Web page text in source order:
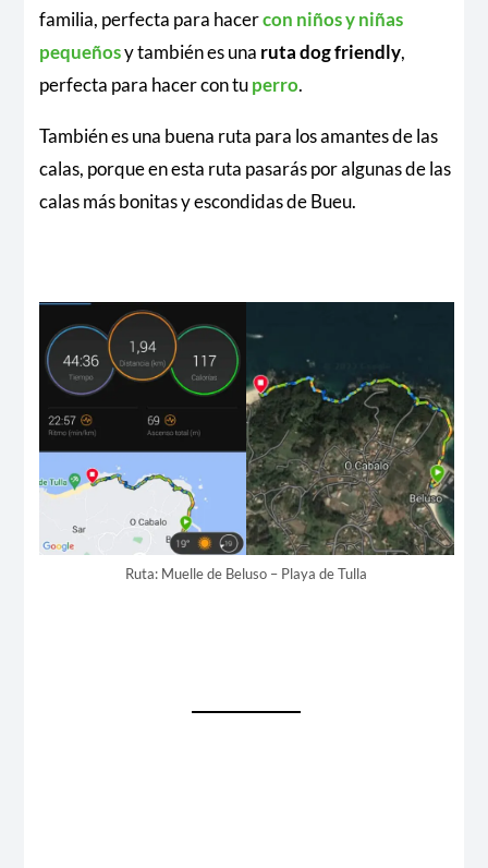
familia, perfecta para hacercon niños y niñas
pequeñosy también es una ruta dog friendly,
perfecta para hacer con tuperro.
También es una buena ruta para los amantes de las
calas, porque en esta ruta pasarás por algunas de las
calas más bonitas y escondidas de Bueu.
Ruta: Muelle de Beluso – Playa de Tulla